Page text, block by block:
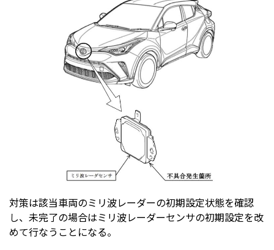
対策は該当車両のミリ波レーダーの初期設定状態を確認
し、未完了の場合はミリ波レーダーセンサの初期設定を改
めて行なうことになる。